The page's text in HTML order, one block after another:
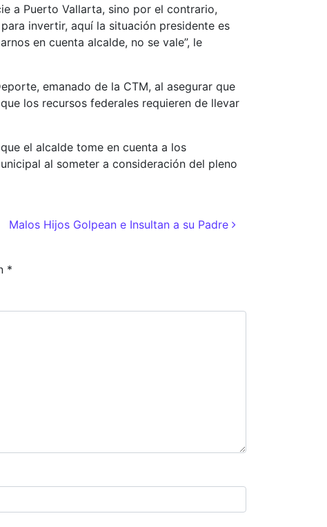
a Puerto Vallarta, sino por el contrario,
invertir, aquí la situación presidente es
en cuenta alcalde, no se vale”, le
emanado de la CTM, al asegurar que
los recursos federales requieren de llevar
el alcalde tome en cuenta a los
al someter a consideración del pleno
Malos Hijos Golpean e Insultan a su Padre
*